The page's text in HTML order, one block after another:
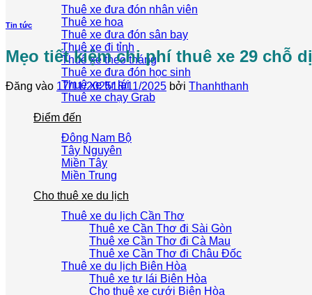
Thuê xe đưa đón nhân viên
Thuê xe hoa
Thuê xe đưa đón sân bay
Thuê xe đi tỉnh
Thuê xe theo tháng
Thuê xe đưa đón học sinh
Thuê xe tự lái
Thuê xe chạy Grab
Điểm đến
Đông Nam Bộ
Tây Nguyên
Miền Tây
Miền Trung
Cho thuê xe du lịch
Thuê xe du lịch Cần Thơ
Thuê xe Cần Thơ đi Sài Gòn
Thuê xe Cần Thơ đi Cà Mau
Thuê xe Cần Thơ đi Châu Đốc
Thuê xe du lịch Biên Hòa
Thuê xe tự lái Biên Hòa
Cho thuê xe cưới Biên Hòa
Tin tức
Mẹo tiết kiệm chi phí thuê xe 29 chỗ
Đăng vào 17/11/202518/11/2025 bởi Thanhthanh